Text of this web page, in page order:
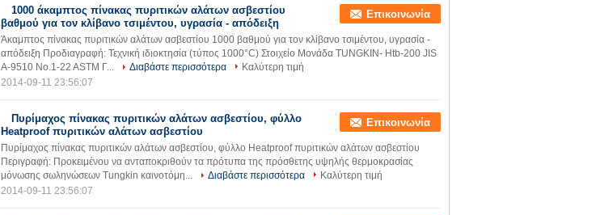
1000 άκαμπτος πίνακας πυριτικών αλάτων ασβεστίου
βαθμού για τον κλίβανο τσιμέντου, υγρασία - απόδειξη
Επικοινωνία
Άκαμπτος πίνακας πυριτικών αλάτων ασβεστίου 1000 βαθμού για τον κλίβανο τσιμέντου, υγρασία -
απόδειξη Προδιαγραφή: Τεχνική ιδιοκτησία (τύπος 1000°C) Στοιχείο Μονάδα TUNGKIN- Htb-200 JIS
Α-9510 No.1-22 ASTM Γ...
Διαβάστε περισσότερα
Καλύτερη τιμή
2014-09-11 23:56:07
Πυρίμαχος πίνακας πυριτικών αλάτων ασβεστίου, φύλλο
Heatproof πυριτικών αλάτων ασβεστίου
Επικοινωνία
Πυρίμαχος πίνακας πυριτικών αλάτων ασβεστίου, φύλλο Heatproof πυριτικών αλάτων ασβεστίου
Περιγραφή: Προκειμένου να ανταποκριθούν τα πρότυπα της πρόσθετης υψηλής θερμοκρασίας
μόνωσης σωληνώσεων Tungkin καινοτόμη...
Διαβάστε περισσότερα
Καλύτερη τιμή
2014-09-11 23:56:07